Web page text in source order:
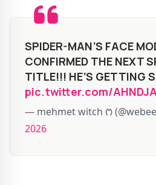
SPIDER-MAN’S FACE
CONFIRMED THE NEXT
TITLE!!! HE’S GETTING
pic.twitter.com/
— mehmet witch ᱬ
2026